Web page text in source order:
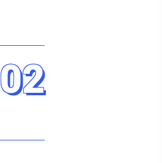
02